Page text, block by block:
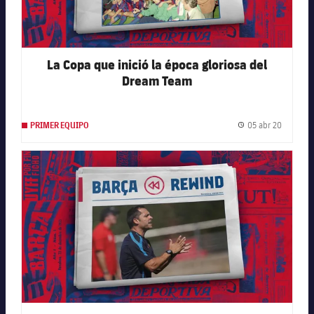
La Copa que inició la época gloriosa del
Dream Team
PRIMER EQUIPO Fecha
05 abr 20
FC Barcelona club badge